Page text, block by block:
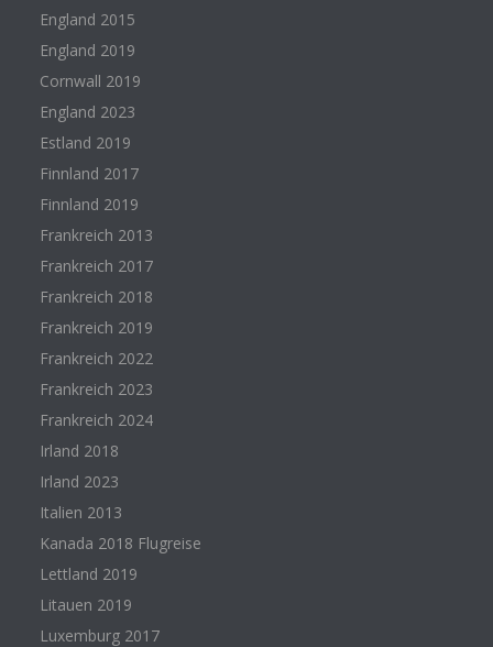
England 2015
England 2019
Cornwall 2019
England 2023
Estland 2019
Finnland 2017
Finnland 2019
Frankreich 2013
Frankreich 2017
Frankreich 2018
Frankreich 2019
Frankreich 2022
Frankreich 2023
Frankreich 2024
Irland 2018
Irland 2023
Italien 2013
Kanada 2018 Flugreise
Lettland 2019
Litauen 2019
Luxemburg 2017